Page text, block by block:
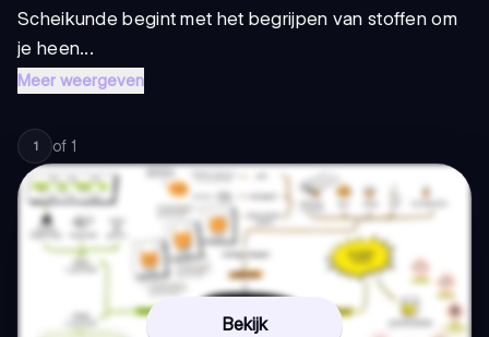
Scheikunde begint met het begrijpen van stoffen om
je heen...
Meer weergeven
1 of 1
Bekijk